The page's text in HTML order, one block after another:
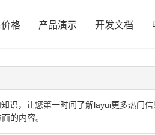
格 产品演示 开发文档
识，让您第一时间了解layui更多热门
的内容。